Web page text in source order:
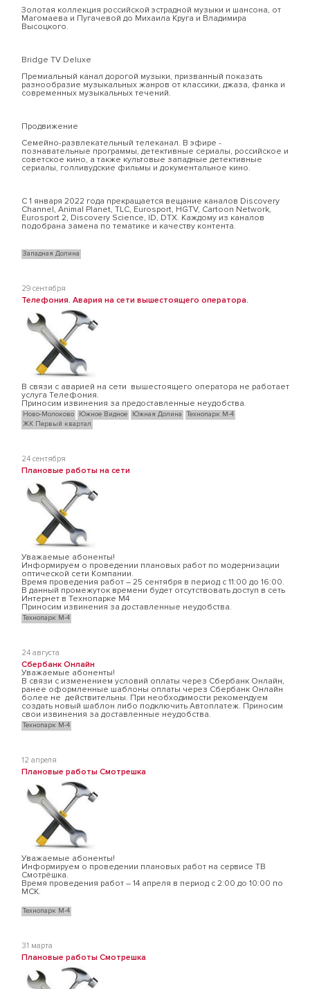
Золотая коллекция российской эстрадной музыки и шансона, от
Магомаева и Пугачевой до Михаила Круга и Владимира
Высоцкого.
Bridge TV Deluxe
Премиальный канал дорогой музыки, призванный показать
разнообразие музыкальных жанров от классики, джаза, фанка и
современных музыкальных течений.
Продвижение
Семейно-развлекательный телеканал. В эфире -
познавательные программы, детективные сериалы, российское и
советское кино, а также культовые западные детективные
сериалы, голливудские фильмы и документальное кино.
С 1 января 2022 года прекращается вещание каналов Discovery
Channel, Animal Planet, TLC, Eurosport, HGTV, Cartoon Network,
Eurosport 2, Discovery Science, ID, DTX. Каждому из каналов
подобрана замена по тематике и качеству контента.
Западная Долина
29 сентября
Телефония. Авария на сети вышестоящего оператора.
В связи с аварией на сети вышестоящего оператора не работает
услуга Телефония.
Приносим извинения за предоставленные неудобства.
Ново-Молоково Южное Видное Южная Долина
Технопарк М-4
ЖК Первый квартал
24 сентября
Плановые работы на сети
Уважаемые абоненты!
Информируем о проведении плановых работ по модернизации
оптической сети Компании.
Время проведения работ – 25 сентября в период с 11:00 до 16:00.
В данный промежуток времени будет отсутствовать доступ в сеть
Интернет в Технопарке М4
Приносим извинения за доставленные неудобства.
Технопарк М-4
24 августа
Сбербанк Онлайн
Уважаемые абоненты!
В связи с изменением условий оплаты через Сбербанк Онлайн,
ранее оформленные шаблоны оплаты через Сбербанк Онлайн
более не действительны. При необходимости рекомендуем
создать новый шаблон либо подключить Автоплатеж. Приносим
свои извинения за доставленные неудобства.
Технопарк М-4
12 апреля
Плановые работы Смотрешка
Уважаемые абоненты!
Информируем о проведении плановых работ на сервисе ТВ
Смотрёшка.
Время проведения работ – 14 апреля в период с 2:00 до 10:00 по
МСК.
Технопарк М-4
31 марта
Плановые работы Смотрешка